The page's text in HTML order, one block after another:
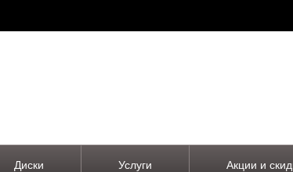
Диски Услуги Акции и